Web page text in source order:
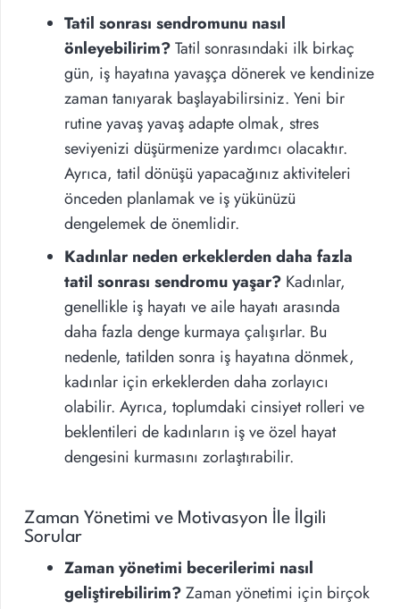
Tatil sonrası sendromunu nasıl
önleyebilirim?Tatil sonrasındaki ilk birkaç
gün, iş hayatına yavaşça dönerek ve kendinize
zaman tanıyarak başlayabilirsiniz. Yeni bir
rutine yavaş yavaş adapte olmak, stres
seviyenizi düşürmenize yardımcı olacaktır.
Ayrıca, tatil dönüşü yapacağınız aktiviteleri
önceden planlamak ve iş yükünüzü
dengelemek de önemlidir.
Kadınlar neden erkeklerden daha fazla
tatil sonrası sendromu yaşar? Kadınlar,
genellikle iş hayatı ve aile hayatı arasında
daha fazla denge kurmaya çalışırlar. Bu
nedenle, tatilden sonra iş hayatına dönmek,
kadınlar için erkeklerden daha zorlayıcı
olabilir. Ayrıca, toplumdaki cinsiyet rolleri ve
beklentileri de kadınların iş ve özel hayat
dengesini kurmasını zorlaştırabilir.
Zaman Yönetimi ve Motivasyon İle İlgili
Sorular
Zaman yönetimi becerilerimi nasıl
geliştirebilirim?Zaman yönetimi için birçok